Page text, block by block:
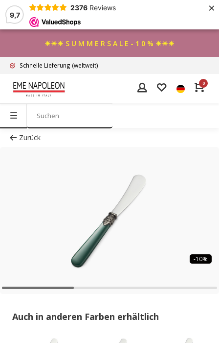
9,7
2376 Reviews ×
☀☀☀ S U M M E R S A L E - 1 0 % ☀☀☀
Schnelle Lieferung (weltweit)
0
Zurück
-10%
Auch in anderen Farben erhältlich